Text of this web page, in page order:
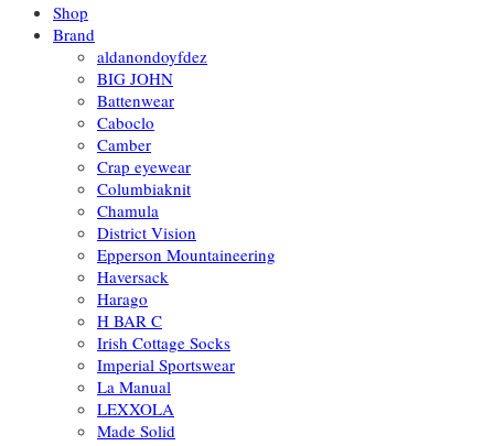
Shop
Brand
aldanondoyfdez
BIG JOHN
Battenwear
Caboclo
Camber
Crap eyewear
Columbiaknit
Chamula
District Vision
Epperson Mountaineering
Haversack
Harago
H BAR C
Irish Cottage Socks
Imperial Sportswear
La Manual
LEXXOLA
Made Solid